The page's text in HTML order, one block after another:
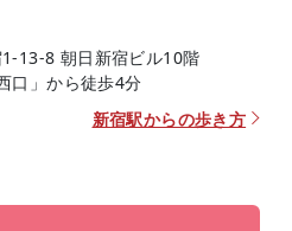
13-8 朝日新宿ビル10階
口」から徒歩4分
新宿駅からの歩き方